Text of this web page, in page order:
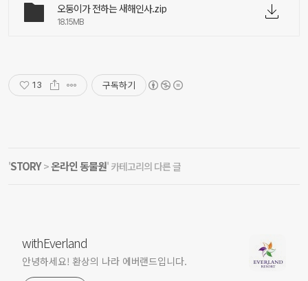
오둥이가 전하는 새해인사.zip
18.15MB
13 구독하기
'STORY>온라인 동물원' 카테고리의 다른 글
withEverland
안녕하세요! 환상의 나라 에버랜드입니다.